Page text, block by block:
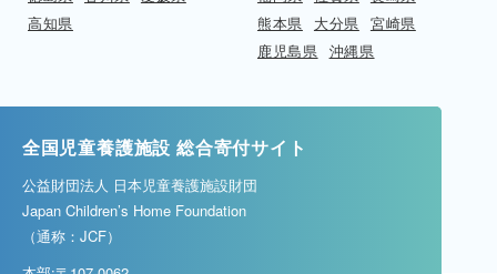
高知県
熊本県
大分県 宮崎県
鹿児島県 沖縄県
全国児童養護施設 総合寄付サイト
公益財団法人 日本児童養護施設財団
Japan Children’s Home Foundation
（通称：JCF）